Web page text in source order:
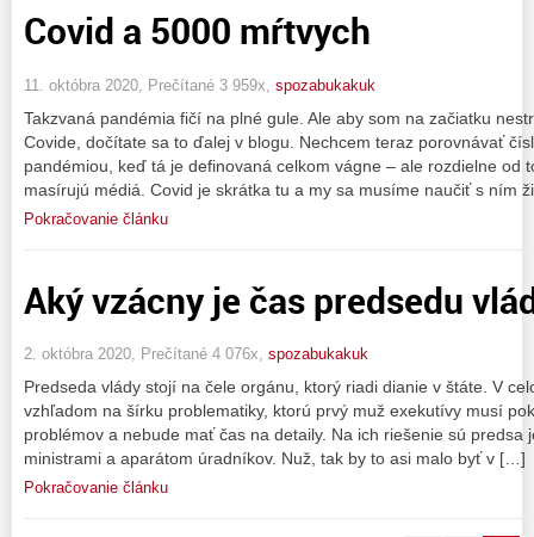
Covid a 5000 mŕtvych
11. októbra 2020, Prečítané 3 959x, spozabukakuk
Takzvaná pandémia fičí na plné gule. Ale aby som na začiatku
Covide, dočítate sa to ďalej v blogu. Nechcem teraz porovnávať
pandémiou, keď tá je definovaná celkom vágne – ale rozdielne od
masírujú médiá. Covid je skrátka tu a my sa musíme naučiť s ním
Pokračovanie článku
Aký vzácny je čas predsedu
2. októbra 2020, Prečítané 4 076x, spozabukakuk
Predseda vlády stojí na čele orgánu, ktorý riadi dianie v štáte. V
vzhľadom na šírku problematiky, ktorú prvý muž exekutívy musí
problémov a nebude mať čas na detaily. Na ich riešenie sú predsa
ministrami a aparátom úradníkov. Nuž, tak by to asi malo byť v […]
Pokračovanie článku